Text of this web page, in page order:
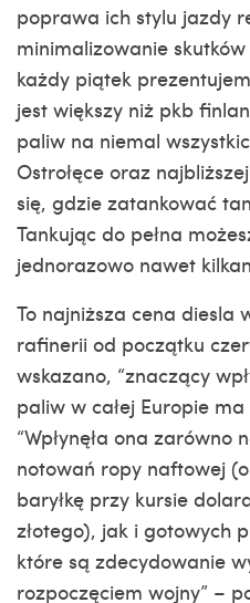
poprawa ich stylu jazdy
minimalizowanie
każdy piątek
jest większy niż pkb
paliw na niemal
Ostrołęce oraz
się, gdzie zatankować
Tankując do pełna
jednorazowo nawet
To najniższa cena diesla
rafinerii od początku
wskazano, “znaczący
paliw w całej Europie
“Wpłynęła ona zarówno
notowań ropy naftowej
baryłkę przy kursie
złotego), jak i gotowych
które są zdecydowanie
rozpoczęciem wojny” –